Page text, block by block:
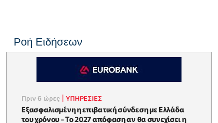
Ροή Ειδήσεων
Πριν 6 ώρες |ΥΠΗΡΕΣΙΕΣ
Εξασφαλισμένη η επιβατική σύνδεση με Ελλάδα
του χρόνου - Το 2027 απόφαση αν θα συνεχίσει η